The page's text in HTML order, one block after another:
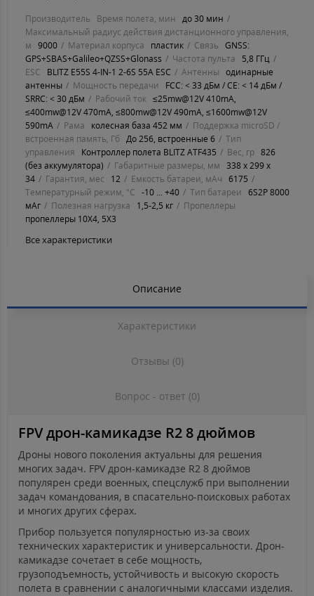
Производитель Время полета, мин до 30 мин
Максимальный радиус действия дистанционного управления,
м 9000 Материал корпуса пластик Связь GNSS:
GPS+SBAS+Galileo+QZSS+Glonass
Частота пульта
5,8 ГГц
ESC
BLITZ E55S 4-IN-1 2-6S 55A ESC Антенны одинарные
антенны
Мощность передачи
FCC: < 33 дБм / CE: < 14 дБм /
SRRC: < 30 дБм
Рабочий ток ≤25mw@12V 410mA,
≤400mw@12V 470mA, ≤800mw@12V 490mA, ≤1600mw@12V
590mA
Рама колесная база 452 мм
Поддержка microSD /
встроенная память, Гб До 256, встроенные 6
Тип
управления
Контроллер полета BLITZ ATF435 Вес, гр 826
(без аккумулятора)
Габаритные размеры, мм 338 x 299 x
34
Гарантия, мес 12 Емкость батареи, мАч 6175
Температурный режим, °C -10 ... +40 Тип батареи 6S2P 8000
мАг
Полезная нагрузка 1,5-2,5 кг
Пропеллеры
пропеллеры 10X4, 5X3
Все характеристики
Описание
Характеристики
Отзывы (0)
Вопрос - ответ (0)
FPV дрон-камикадзе R2 8 дюймов
Дроны нового поколения актуальны для решения
многих задач. FPV дрон-камикадзе R2 8 дюймов
популярен среди военных, спецслужб при выполнении
задач командования, в спасательно-поисковых работах
и многих других сферах.
Прибор пользуется популярностью из-за своих
технических характеристик и универсальности. Дрон-
камикадзе сочетает в себе мощность,
грузоподъемность, устойчивость и высокую скорость
полета в сравнении с аналогичными классами изделия.